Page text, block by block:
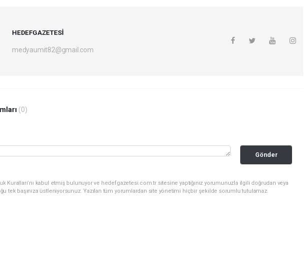
HEDEFGAZETESİ
medyaumit82@gmail.com
(0)
Gönder
Kuralları’nı kabul etmiş bulunuyor ve hedefgazetesi.com.tr sitesine yaptığınız yorumunuzla ilgili doğrudan veya
tek başınıza üstleniyorsunuz. Yazılan tüm yorumlardan site yönetimi hiçbir şekilde sorumlu tutulamaz.